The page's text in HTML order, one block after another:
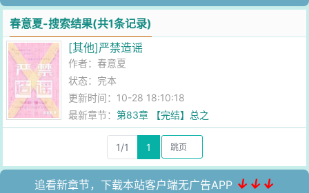
春意夏-搜索结果(共1条记录)
[其他]严禁造谣
作者： 春意夏
状态：完本
更新时间：10-28 18:10:18
最新章节：第83章 【完结】总之
1/1 1
追看新章节，下载本站客户端无广告APP ↓↓↓